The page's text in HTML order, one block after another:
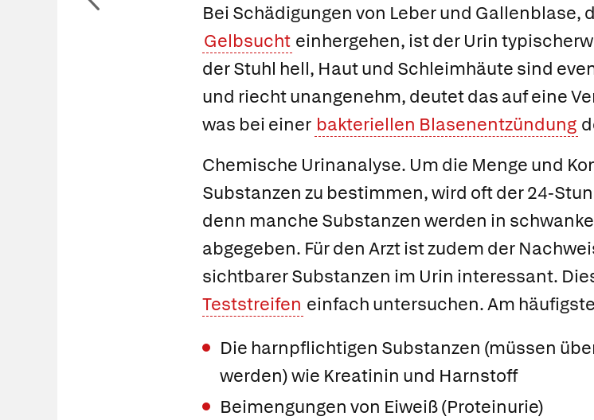
Bei Schädigungen von Leber und Gallenblase,
Gelbsucht einhergehen, ist der Urin
der Stuhl hell, Haut und Schleimhäute sind
und riecht unangenehm, deutet das auf eine
was bei einer bakteriellen Blasenentzündung
Chemische Urinanalyse. Um die Menge und
Substanzen zu bestimmen, wird oft der 24-
denn manche Substanzen werden in
abgegeben. Für den Arzt ist zudem der
sichtbarer Substanzen im Urin interessant.
Teststreifen einfach untersuchen. Am
Die harnpflichtigen Substanzen (müssen
werden) wie Kreatinin und Harnstoff
Beimengungen von Eiweiß(Proteinurie)